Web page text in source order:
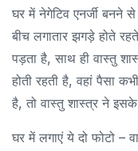
घर में नेगेटिव एनर्जी बनने
बीच लगातार झगड़े होते
पड़ता है, साथ ही वास्तु
होती रहती है, वहां पैसा
है, तो वास्तु शास्त्र ने
घर में लगाएं ये दो फोटो –